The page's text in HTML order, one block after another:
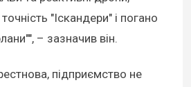
"Іскандери" і погано
– зазначив він.
підприємство не